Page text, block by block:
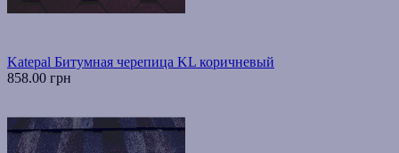
Katepal Битумная черепица KL коричневый
858.00 грн